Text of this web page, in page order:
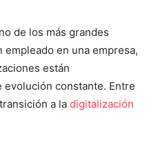
de los más grandes
en una empresa,
están
constante. Entre
a la digitalización